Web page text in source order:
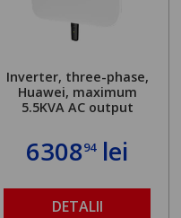
Inverter, three-phase,
Huawei, maximum
5.5KVA AC output
630894lei
DETALII